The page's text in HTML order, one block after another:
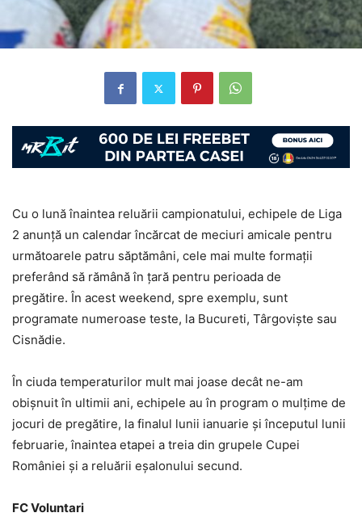
Cu o lună înaintea reluării campionatului, echipele de Liga
2 anunță un calendar încărcat de meciuri amicale pentru
următoarele patru săptămâni, cele mai multe formații
preferând să rămână în țară pentru perioada de
pregătire. În acest weekend, spre exemplu, sunt
programate numeroase teste, la Bucureti, Târgoviște sau
Cisnădie.
În ciuda temperaturilor mult mai joase decât ne-am
obișnuit în ultimii ani, echipele au în program o mulțime de
jocuri de pregătire, la finalul lunii ianuarie și începutul lunii
februarie, înaintea etapei a treia din grupele Cupei
României și a reluării eșalonului secund.
FC Voluntari